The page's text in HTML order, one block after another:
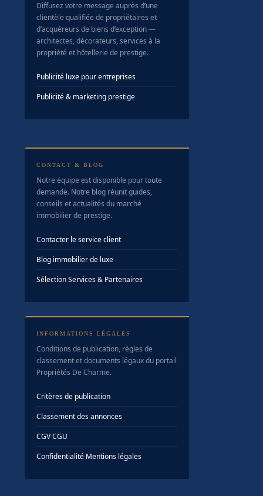
Diffusez votre message auprès d’une
clientèle qualifiée de propriétaires et
d’acquéreurs de biens d’exception —
architectes, décorateurs, services à la
propriété et hôtellerie de prestige.
Publicité luxe pour entreprises
Publicité & marketing prestige
CONTACT & BLOG
Notre équipe est disponible pour toute
demande. Notre blog réunit guides,
conseils et actualités du marché
immobilier de prestige.
Contacter le service client
Blog immobilier de luxe
Sélection Services & Partenaires
INFORMATIONS LÉGALES
Conditions de publication, règles de
classement et documents légaux du portail
Propriétés De Charme.
Critères de publication
Classement des annonces
CGV·CGU
Confidentialité·Mentions légales